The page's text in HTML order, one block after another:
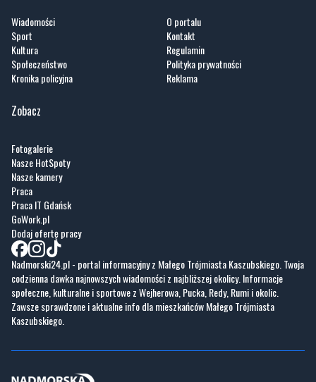
Wiadomości
Sport
Kultura
Społeczeństwo
Kronika policyjna
O portalu
Kontakt
Regulamin
Polityka prywatności
Reklama
Zobacz
Fotogalerie
Nasze HotSpoty
Nasze kamery
Praca
Praca IT Gdańsk
GoWork.pl
Dodaj ofertę pracy
Nadmorski24.pl - portal informacyjny z Małego Trójmiasta Kaszubskiego. Twoja
codzienna dawka najnowszych wiadomości z najbliższej okolicy. Informacje
społeczne, kulturalne i sportowe z Wejherowa, Pucka, Redy, Rumi i okolic.
Zawsze sprawdzone i aktualne info dla mieszkańców Małego Trójmiasta
Kaszubskiego.